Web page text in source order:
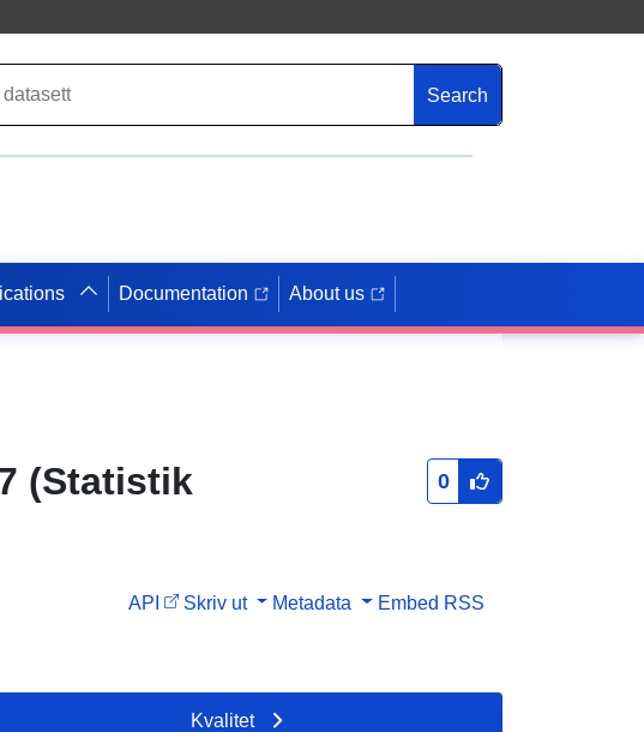
Search
Documentation About us
(Statistik
0
API Skriv ut Metadata Embed RSS
Kvalitet